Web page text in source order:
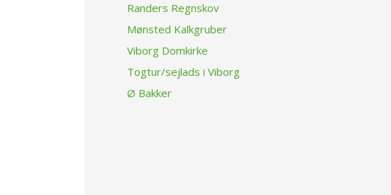
Randers Regnskov
Mønsted Kalkgruber
Viborg Domkirke
Togtur/sejlads i Viborg
Ø Bakker